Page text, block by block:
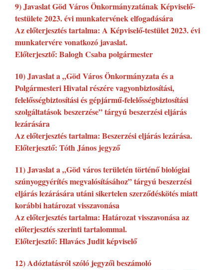
9) Javaslat Göd Város Önkormányzatának Képviselő-
testülete 2023. évi munkatervének elfogadására
Az előterjesztés tartalma: A Képviselő-testület 2023. évi
munkatervére vonatkozó javaslat.
Előterjesztő: Balogh Csaba polgármester
10) Javaslat a „Göd Város Önkormányzata és a
Polgármesteri Hivatal részére vagyonbiztosítási,
felelősségbiztosítási és gépjármű-felelősségbiztosítási
szolgáltatások beszerzése” tárgyú beszerzési eljárás
lezárására
Az előterjesztés tartalma: Beszerzési eljárás lezárása.
Előterjesztő: Tóth János jegyző
11) Javaslat a „Göd város területén történő biológiai
szúnyoggyérítés megvalósításához” tárgyú beszerzési
eljárás lezárására utáni sikertelen szerződéskötés miatt
korábbi határozat visszavonása
Az előterjesztés tartalma: Határozat visszavonása az
előterjesztés szerinti tartalommal.
Előterjesztő: Hlavács Judit képviselő
12) Adóztatásról szóló jegyzői beszámoló